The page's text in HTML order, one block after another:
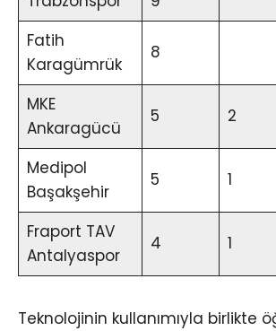
Fatih
Karagümrük
8
MKE
Ankaragücü
5 2
Medipol
Başakşehir
5 1
Fraport TAV
Antalyaspor
4 1
Teknolojinin kullanımıyla birlikte